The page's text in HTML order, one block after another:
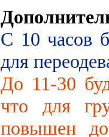
С 10 часов
для
До 11-30
что для
повышен